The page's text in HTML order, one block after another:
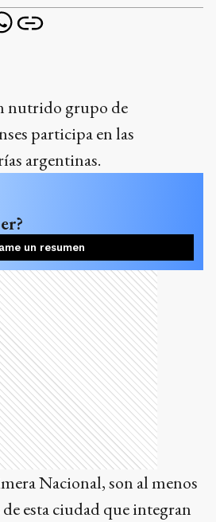
nutrido grupo de
participa en las
argentinas.
un resumen
Nacional, son al menos
esta ciudad que integran